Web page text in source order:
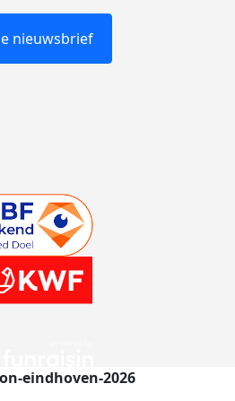
nieuwsbrief
eindhoven-2026